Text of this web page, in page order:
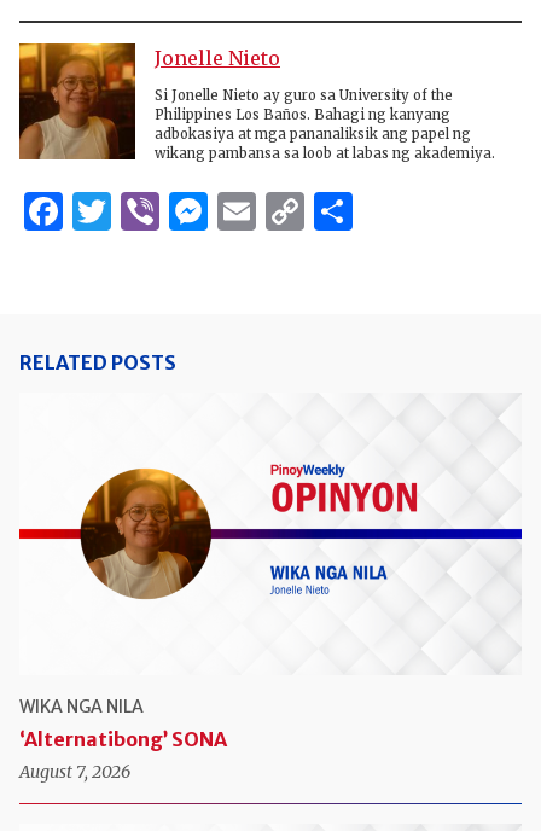
Jonelle Nieto
Si Jonelle Nieto ay guro sa University of the
Philippines Los Baños. Bahagi ng kanyang
adbokasiya at mga pananaliksik ang papel ng
wikang pambansa sa loob at labas ng akademiya.
Facebook
Twitter
ViberMessenger
Email
Copy
RELATED POSTS
WIKA NGA NILA
‘Alternatibong’ SONA
August 7, 2026